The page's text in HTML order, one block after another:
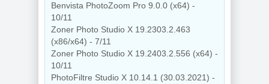
Benvista PhotoZoom Pro 9.0.0 (x64) -
10/11
Zoner Photo Studio X 19.2303.2.463
(x86/x64) - 7/11
Zoner Photo Studio X 19.2403.2.556 (x64) -
10/11
PhotoFiltre Studio X 10.14.1 (30.03.2021) -